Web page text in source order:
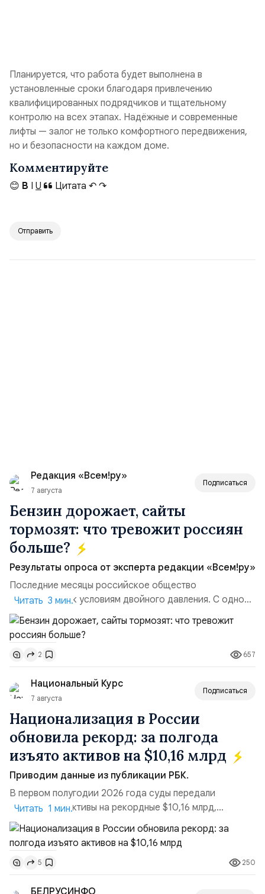
Планируется, что работа будет выполнена в
установленные сроки благодаря привлечению
квалифицированных подрядчиков и тщательному
контролю на всех этапах. Надёжные и современные
лифты — залог не только комфортного передвижения,
но и безопасности на каждом доме.
Комментируйте
😊 B I U Цитата ↶ ↷
Отправить
Редакция «Всем!ру»
7 августа
Подписаться
Бензин дорожает, сайты
тормозят: что тревожит россиян
больше?
Результаты опроса от эксперта редакции «Всем!ру»
Последние месяцы российское общество
адаптируется к условиям двойного давления. С одной
стороны, происходит рост цен на товары первой
необходимости, инфляция и локальные сбои в
поставках бензина. А с другой – технологическая
турбулентность: перебои в работе интернета,
блокировки сайтов, необходимость осваивать VPN и
российские платформы.Что из этого бье...
Читать 3 мин.
2 657
Национальный Курс
7 августа
Подписаться
Национализация в России
обновила рекорд: за полгода
изъято активов на $10,16 млрд
Приводим данные из публикации РБК.
В первом полугодии 2026 года суды передали
государству активы на рекордные $10,16 млрд,
подсчитали аналитики AK&M. Это в 2,5 раза больше,
чем за аналогичный период 2025 года ($3,95 млрд).
Всего зафиксировано 15 национализационных
транзакций, которые обеспечили 42,2% денежного
объёма всего российского рынка слияний и
Читать 1 мин.
5 250
БЕЛРУСИНФО